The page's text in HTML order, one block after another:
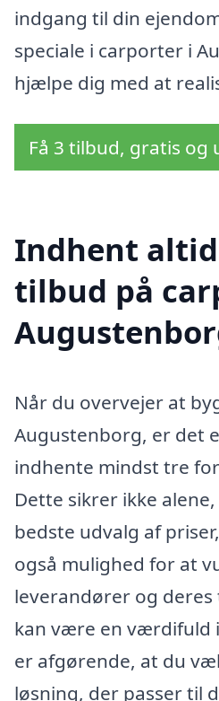
indgang til din
speciale i carporter i
hjælpe dig med at
Få 3 tilbud, gratis
Indhent
tilbud på
Når du overvejer at
Augustenborg, er det
indhente mindst tre
Dette sikrer ikke
bedste udvalg af
også mulighed for at
leverandører og
kan være en værdifuld
er afgørende, at du
løsning, der passer til